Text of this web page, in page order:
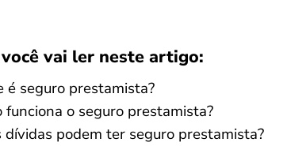
vai ler neste artigo:
é seguro prestamista?
funciona o seguro prestamista?
dívidas podem ter seguro prestamista?